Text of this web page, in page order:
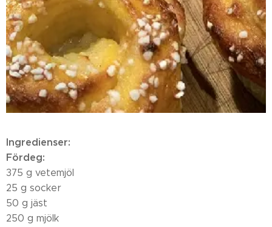
Ingredienser:
Fördeg:
375 g vetemjöl
25 g socker
50 g jäst
250 g mjölk